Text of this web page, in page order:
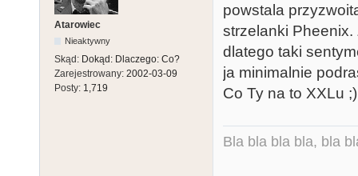
Atarowiec
Nieaktywny
Skąd: Dokąd: Dlaczego: Co?
Zarejestrowany: 2002-03-09
Posty: 1,719
powstala
strzelanki
dlatego taki
ja minimalnie
Co Ty na to XXLu
Bla bla bla bla, bla